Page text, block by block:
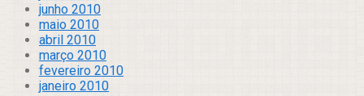
junho 2010
maio 2010
abril 2010
março 2010
fevereiro 2010
janeiro 2010